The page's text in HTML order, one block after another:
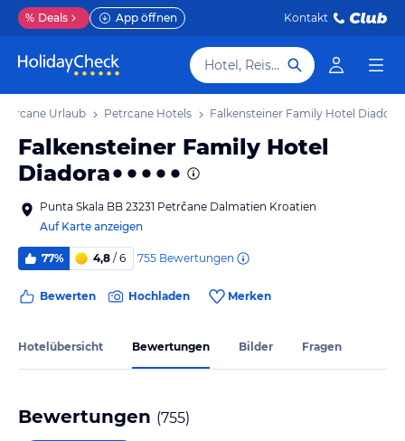
% Deals App öffnen Kontakt
Hotel, Reiseziel
Urlaub Petrcane Hotels Falkensteiner Family Hotel Diadora
Falkensteiner Family Hotel
Diadora
Punta Skala BB 23231 Petrčane Dalmatien Kroatien
Auf Karte anzeigen
77% 4,8 / 6 755 Bewertungen
Bewerten Hochladen Merken
Hotelübersicht Bewertungen Bilder Fragen
Bewertungen (755)